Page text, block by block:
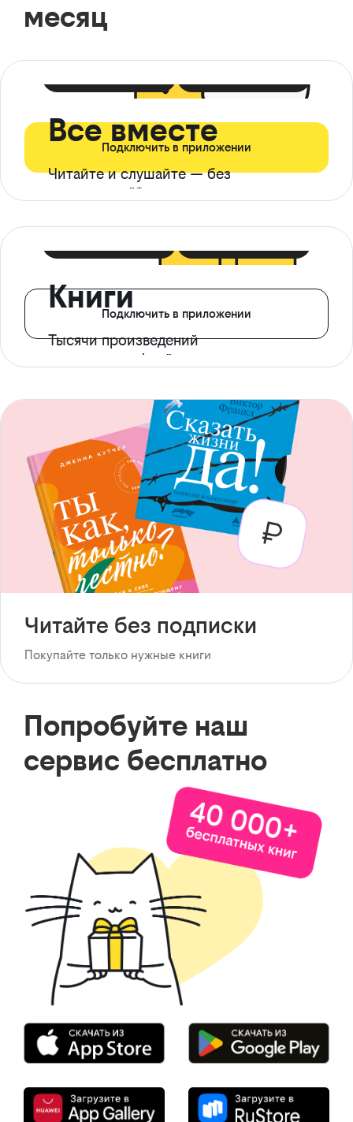
месяц
Все вместе
Читайте и слушайте — без
ограничений*
Подключить в приложении
Книги
Тысячи произведений
с доступом офлайн
Подключить в приложении
Читайте без подписки
Покупайте только нужные книги
Попробуйте наш
сервис бесплатно